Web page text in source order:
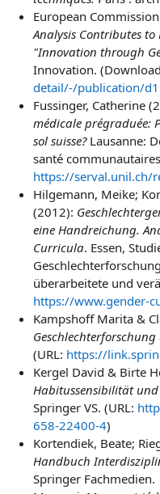
European
Analysis Contributes to
"Innovation through
Innovation.
detail/-/publication/
Fussinger, Catherine
médicale prégraduée:
sol suisse?Lausanne:
santé
https://serval.unil.ch/
Hilgemann, Meike;
(2012):
eine Handreichung.
Curricula. Essen,
überarbeitete und
https://www.gender-
Kampshoff Marita &
(URL: https://
Kergel David & Birte
Habitussensibilität
Springer VS. (URL:
658-22400-4)
Kortendiek, Beate;
Handbuch
Springer Fachmedien.